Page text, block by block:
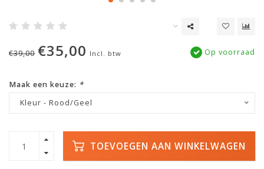
€39,00 €35,00 Incl. btw Op voorraad
Maak een keuze: *
Kleur - Rood/Geel
TOEVOEGEN AAN WINKELWAGEN